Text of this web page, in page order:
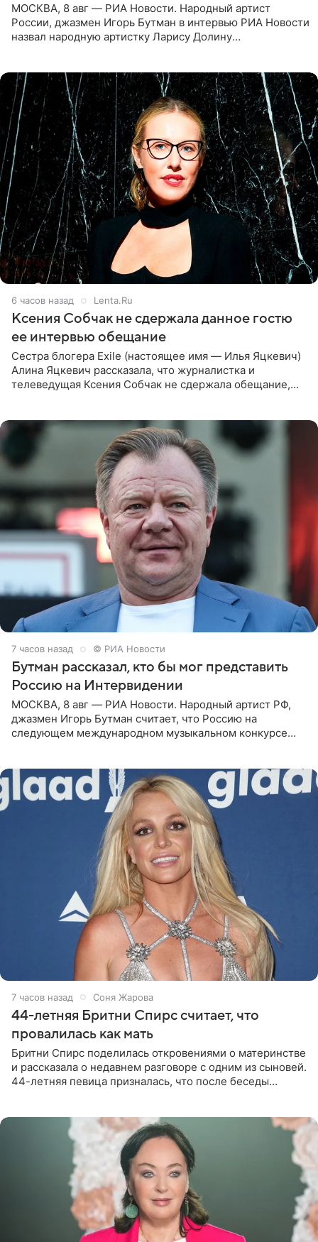
МОСКВА, 8 авг — РИА Новости. Народный артист
России, джазмен Игорь Бутман в интервью РИА Новости
назвал народную артистку Ларису Долину
6 часов назад Lenta.Ru
Ксения Собчак не сдержала данное гостю
ее интервью обещание
Сестра блогера Exile (настоящее имя — Илья Яцкевич)
Алина Яцкевич рассказала, что журналистка и
телеведущая Ксения Собчак не сдержала обещание,
7 часов назад © РИА Новости
Бутман рассказал, кто бы мог представить
Россию на Интервидении
МОСКВА, 8 авг — РИА Новости. Народный артист РФ,
джазмен Игорь Бутман считает, что Россию на
следующем международном музыкальном конкурсе
7 часов назад Соня Жарова
44-летняя Бритни Спирс считает, что
провалилась как мать
Бритни Спирс поделилась откровениями о материнстве
и рассказала о недавнем разговоре с одним из сыновей.
44-летняя певица призналась, что после беседы